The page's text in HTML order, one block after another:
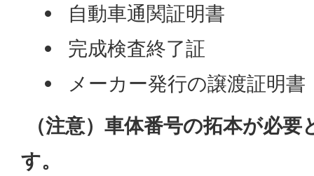
自動車通関証明書
完成検査終了証
メーカー発行の譲渡証明書
（注意）車体番号の拓本が必
す。